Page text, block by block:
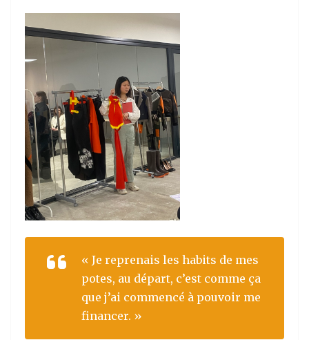
« Je reprenais les habits de mes
potes, au départ, c’est comme ça
que j’ai commencé à pouvoir me
financer. »